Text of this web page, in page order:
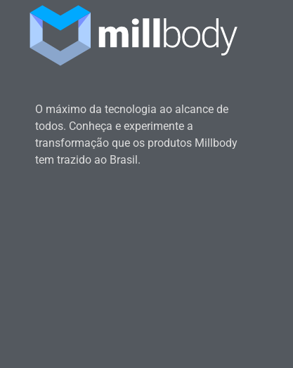
O máximo da tecnologia ao alcance de
todos. Conheça e experimente a
transformação que os produtos Millbody
tem trazido ao Brasil.